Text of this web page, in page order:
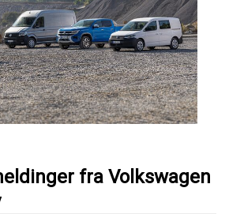
fra Volkswagen